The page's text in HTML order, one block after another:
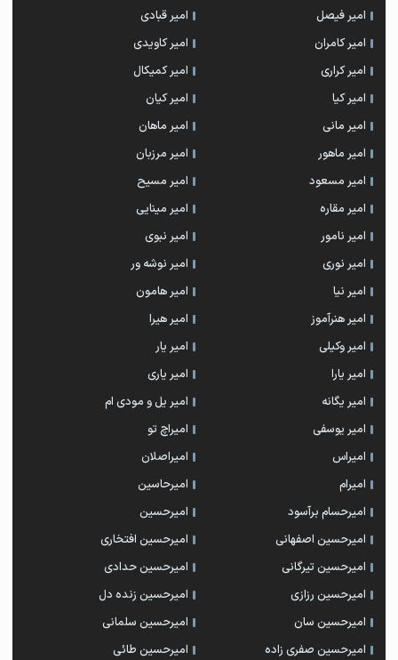
امیر فیصل
امیر قبادی
امیر کامران
امیر کاویدی
امیر کراری
امیر کمیکال
امیر کیا
امیر کیان
امیر مانی
امیر ماهان
امیر ماهور
امیر مرزبان
امیر مسعود
امیر مسیح
امیر مقاره
امیر مینایی
امیر نامور
امیر نبوی
امیر نوری
امیر نوشه ور
امیر نیا
امیر هامون
امیر هنرآموز
امیر هیرا
امیر وکیلی
امیر یار
امیر یارا
امیر یاری
امیر یگانه
امیر یل و مودی ام
امیر یوسفی
امیراچ تو
امیراس
امیراصلان
امیرام
امیرحاسین
امیرحسام برآسود
امیرحسین
امیرحسین اصفهانی
امیرحسین افتخاری
امیرحسین تیرگانی
امیرحسین حدادی
امیرحسین رزازی
امیرحسین زنده دل
امیرحسین سان
امیرحسین سلمانی
امیرحسین صفری زاده
امیرحسین طائی